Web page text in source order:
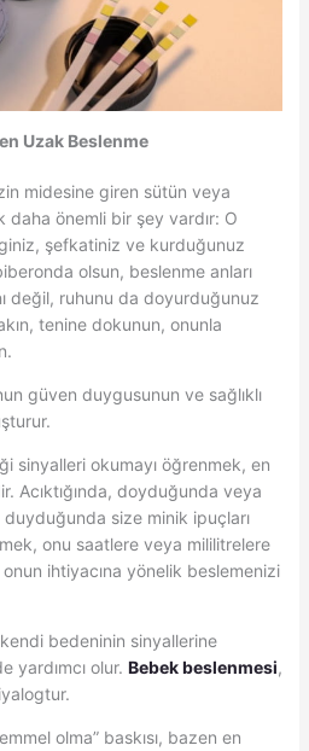
Uzak Beslenme
midesine giren sütün veya
daha önemli bir şey vardır: O
şefkatiniz ve kurduğunuz
olsun, beslenme anları
değil, ruhunu da doyurduğunuz
tenine dokunun, onunla
güven duygusunun ve sağlıklı
sinyalleri okumayı öğrenmek, en
Acıktığında, doyduğunda veya
duyduğunda size minik ipuçları
onu saatlere veya mililitrelere
ihtiyacına yönelik beslemenizi
bedeninin sinyallerine
yardımcı olur. Bebek beslenmesi,
olma” baskısı, bazen en